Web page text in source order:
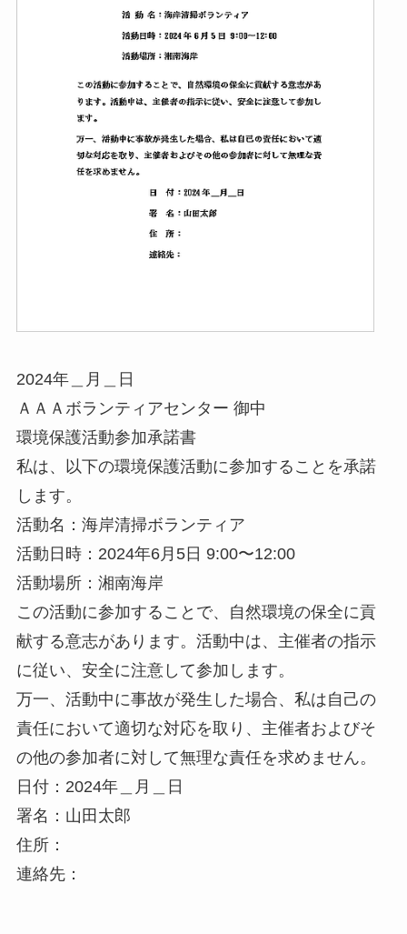
2024年＿月＿日
ＡＡＡボランティアセンター 御中
環境保護活動参加承諾書
私は、以下の環境保護活動に参加することを承諾
します。
活動名：海岸清掃ボランティア
活動日時：2024年6月5日 9:00〜12:00
活動場所：湘南海岸
この活動に参加することで、自然環境の保全に貢
献する意志があります。活動中は、主催者の指示
に従い、安全に注意して参加します。
万一、活動中に事故が発生した場合、私は自己の
責任において適切な対応を取り、主催者およびそ
の他の参加者に対して無理な責任を求めません。
日付：2024年＿月＿日
署名：山田太郎
住所：
連絡先：